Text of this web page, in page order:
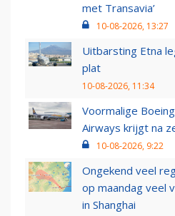
met Transavia’
10-08-2026, 13:27
Uitbarsting Etna
plat
10-08-2026, 11:34
Voormalige
Airways krijgt na
10-08-2026, 9:22
Ongekend veel
op maandag veel
in Shanghai